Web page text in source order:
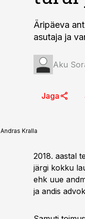
Äripäeva
asutaja ja
Aku
Jaga
Andras Kralla
2018. aastal
järgi kokku
ehk uue
ja andis